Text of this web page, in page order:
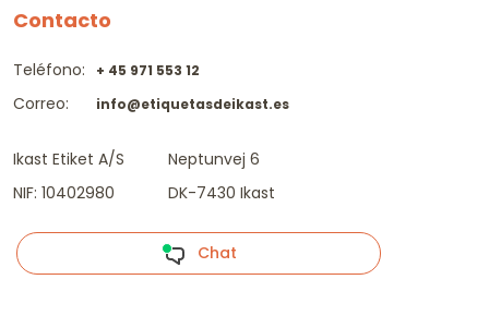
Contacto
Teléfono:
Correo:
+ 45 971 553 12
info@etiquetasdeikast.es
Ikast Etiket A/S
NIF: 10402980
Neptunvej 6
DK-7430 Ikast
Chat